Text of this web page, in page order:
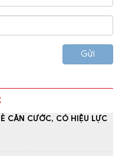
Gửi
CĂN CƯỚC, CÓ HIỆU LỰC